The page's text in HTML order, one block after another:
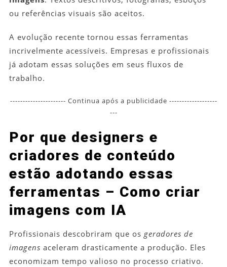
ou referências visuais são aceitos.
A evolução recente tornou essas ferramentas
incrivelmente acessíveis. Empresas e profissionais
já adotam essas soluções em seus fluxos de
trabalho.
---------------------- Continua após a publicidade -------------------
---
Por que designers e
criadores de conteúdo
estão adotando essas
ferramentas – Como criar
imagens com IA
Profissionais descobriram que os geradores de
imagens aceleram drasticamente a produção. Eles
economizam tempo valioso no processo criativo.